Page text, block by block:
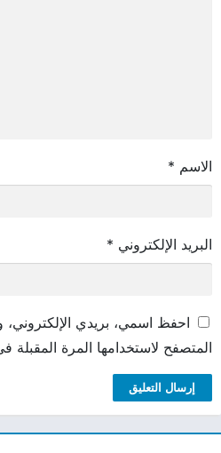
الاسم *
البريد الإلكتروني *
احفظ اسمي، بريدي الإلكتروني،
المتصفح لاستخدامها المرة المقبلة